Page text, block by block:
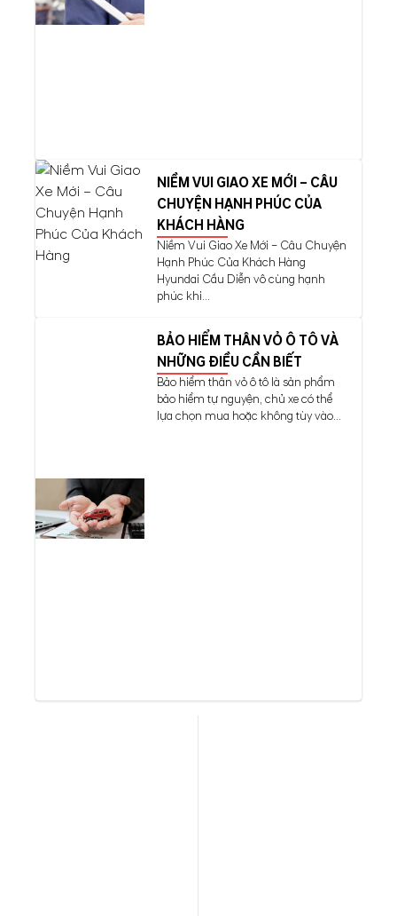
NIỀM VUI GIAO XE MỚI – CÂU
CHUYỆN HẠNH PHÚC CỦA
KHÁCH HÀNG
Niềm Vui Giao Xe Mới – Câu Chuyện
Hạnh Phúc Của Khách Hàng
Hyundai Cầu Diễn vô cùng hạnh
phúc khi...
BẢO HIỂM THÂN VỎ Ô TÔ VÀ
NHỮNG ĐIỀU CẦN BIẾT
Bảo hiểm thân vỏ ô tô là sản phẩm
bảo hiểm tự nguyện, chủ xe có thể
lựa chọn mua hoặc không tùy vào...